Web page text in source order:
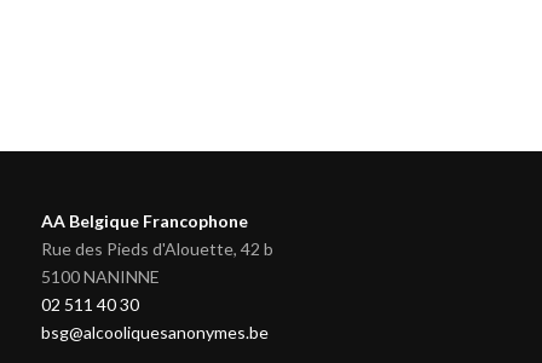
AA Belgique Francophone
Rue des Pieds d'Alouette, 42 b
5100 NANINNE
02 511 40 30
bsg@alcooliquesanonymes.be